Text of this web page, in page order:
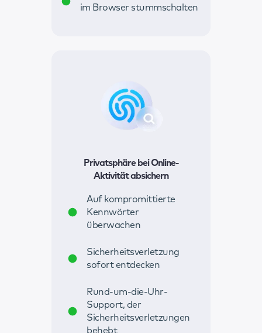
im Browser stummschalten
Privatsphäre bei Online-
Aktivität absichern
Auf kompromittierte
Kennwörter
überwachen
Sicherheitsverletzung
sofort entdecken
Rund-um-die-Uhr-
Support, der
Sicherheitsverletzungen
behebt